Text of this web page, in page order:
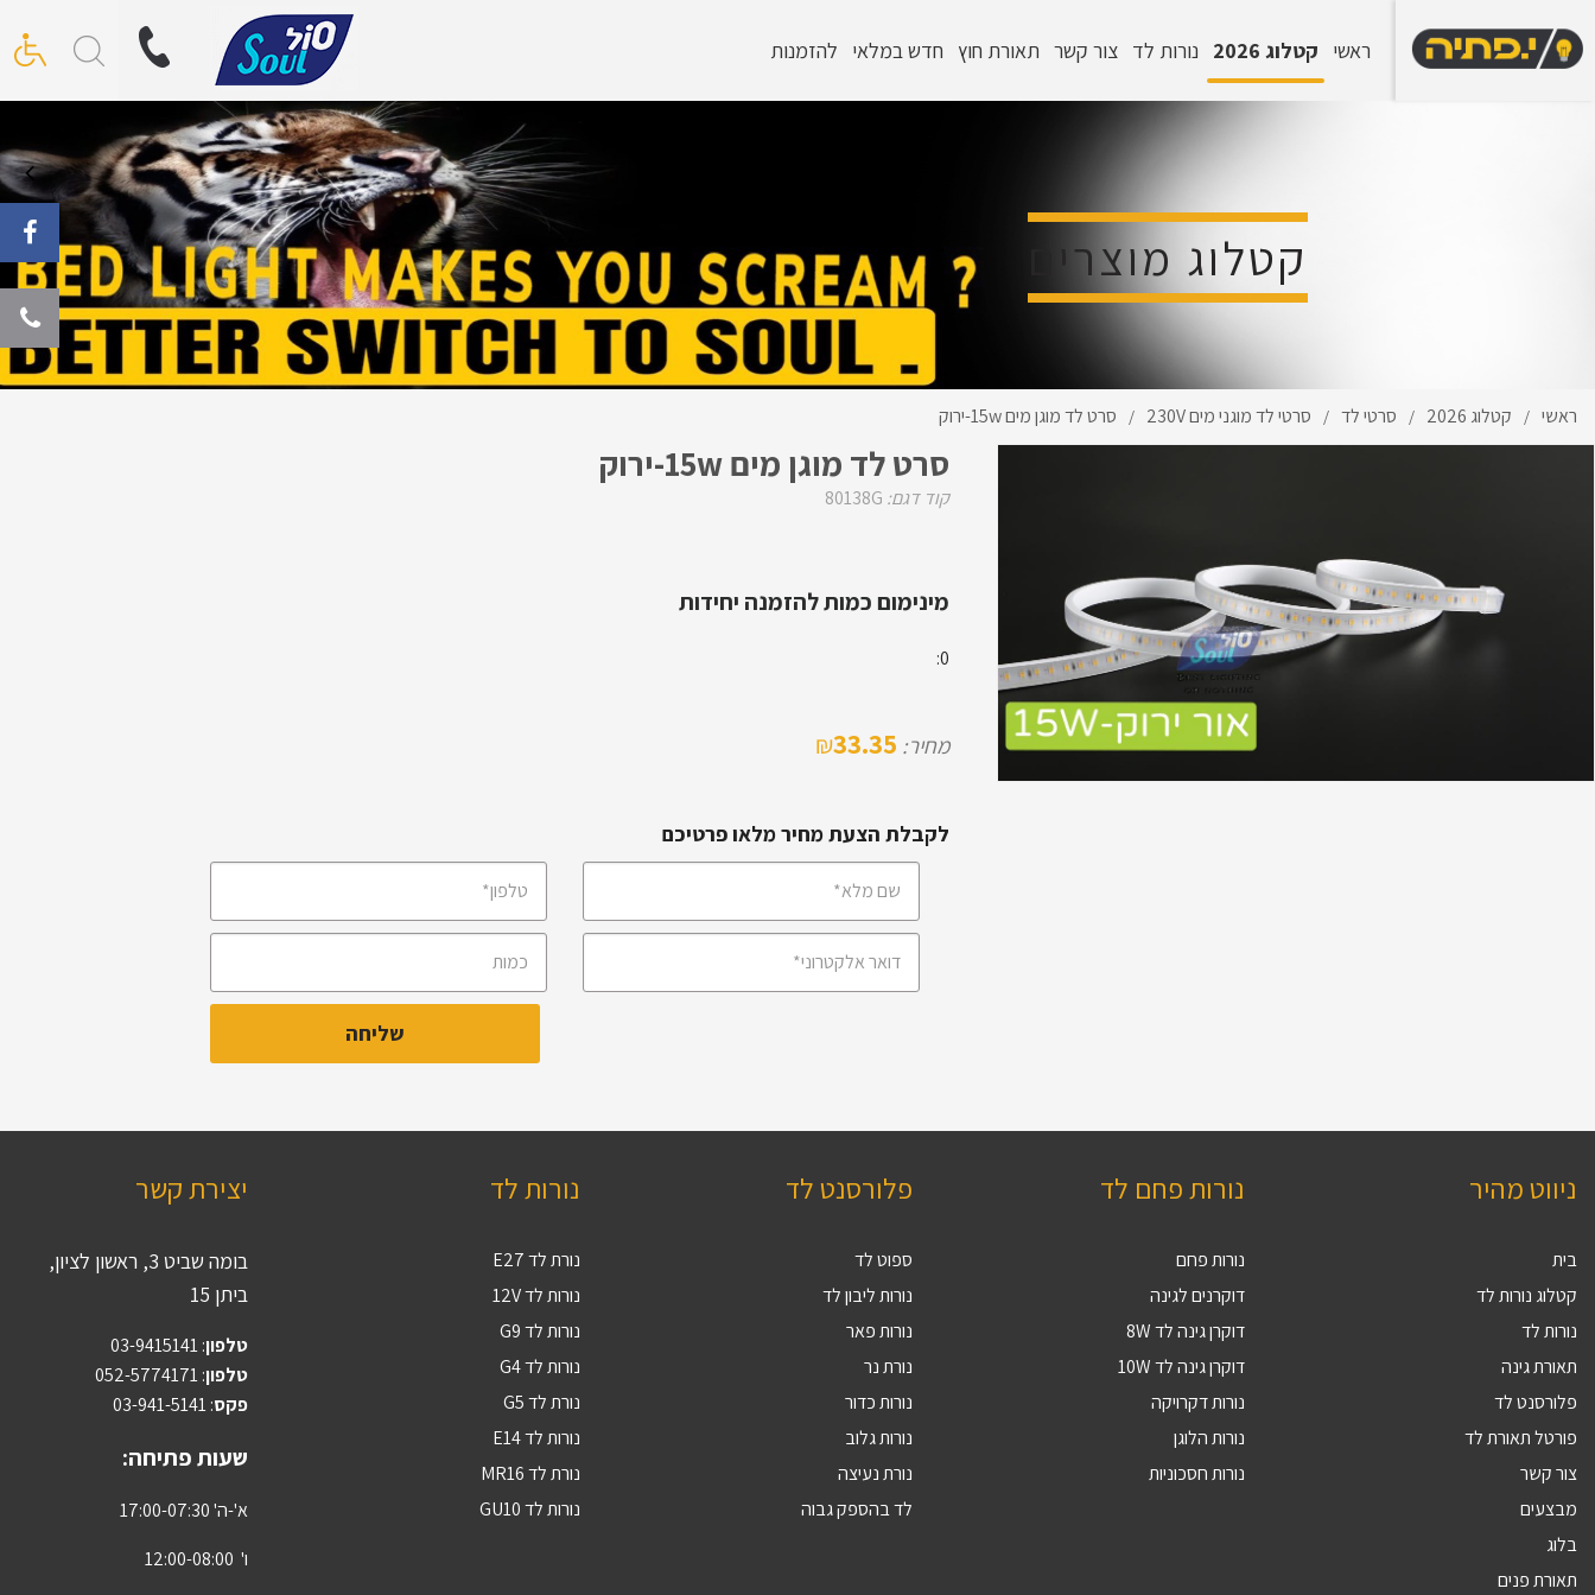
ראשי קטלוג 2026 נורות לד צור קשר תאורת חוץ חדש במלאי להזמנות
קטלוג מוצרים
ראשי / קטלוג 2026 / סרטי לד / סרטי לד מוגני מים 230V / סרט לד מוגן מים 15w-ירוק
סרט לד מוגן מים 15w-ירוק
קוד דגם: 80138G
מינימום כמות להזמנה יחידות
0:
מחיר: 33.35
₪
לקבלת הצעת מחיר מלאו פרטיכם
ניווט מהיר
בית
קטלוג נורות לד
נורות לד
תאורת גינה
פלורסנט לד
פורטל תאורת לד
צור קשר
מבצעים
בלוג
תאורת פנים
נורות פחם לד
נורות פחם
דוקרנים לגינה
דוקרן גינה לד 8W
דוקרן גינה לד 10W
נורות דקרויקה
נורות הלוגן
נורות חסכוניות
פלורסנט לד
ספוט לד
נורות ליבון לד
נורות פאר
נורת נר
נורות כדור
נורות גלוב
נורת נעיצה
לד בהספק גבוה
נורות לד
נורת לד E27
נורות לד 12V
נורות לד G9
נורות לד G4
נורת לד G5
נורות לד E14
נורת לד MR16
נורות לד GU10
יצירת קשר
בומה שביט 3, ראשון לציון,
ביתן 15
טלפון:
03-9415141
טלפון: 052-5774171
פקס: 03-941-5141
שעות פתיחה:
א'-ה' 17:00-07:30
ו' 12:00-08:00